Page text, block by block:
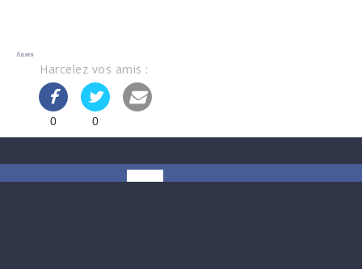
Anses
Harcelez vos amis :
0 0